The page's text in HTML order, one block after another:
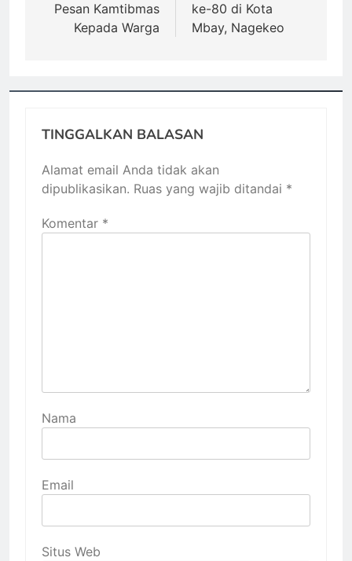
Pesan Kamtibmas
Kepada Warga
ke-80 di Kota
Mbay, Nagekeo
TINGGALKAN BALASAN
Alamat email Anda tidak akan
dipublikasikan. Ruas yang wajib ditandai *
Komentar *
Nama
Email
Situs Web